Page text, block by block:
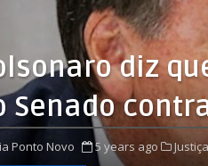
diz
Senado
Ponto Novo 5 years ago